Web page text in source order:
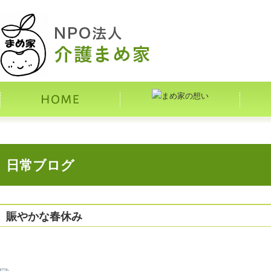
日常ブログ
賑やかな春休み